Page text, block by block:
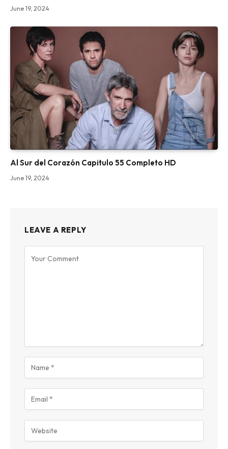
June 19, 2024
Al Sur del Corazón Capitulo 55 Completo HD
June 19, 2024
LEAVE A REPLY